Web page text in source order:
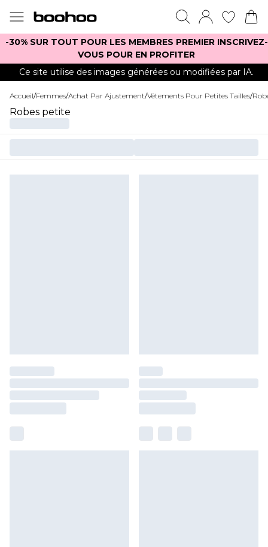
-30% SUR TOUT POUR LES MEMBRES PREMIER INSCRIVEZ-
VOUS POUR EN PROFITER
Ce site utilise des images générées ou modifiées par IA.
Accueil/Femmes/Achat Par Ajustement/Vêtements Pour Petites Tailles/
Robes petite